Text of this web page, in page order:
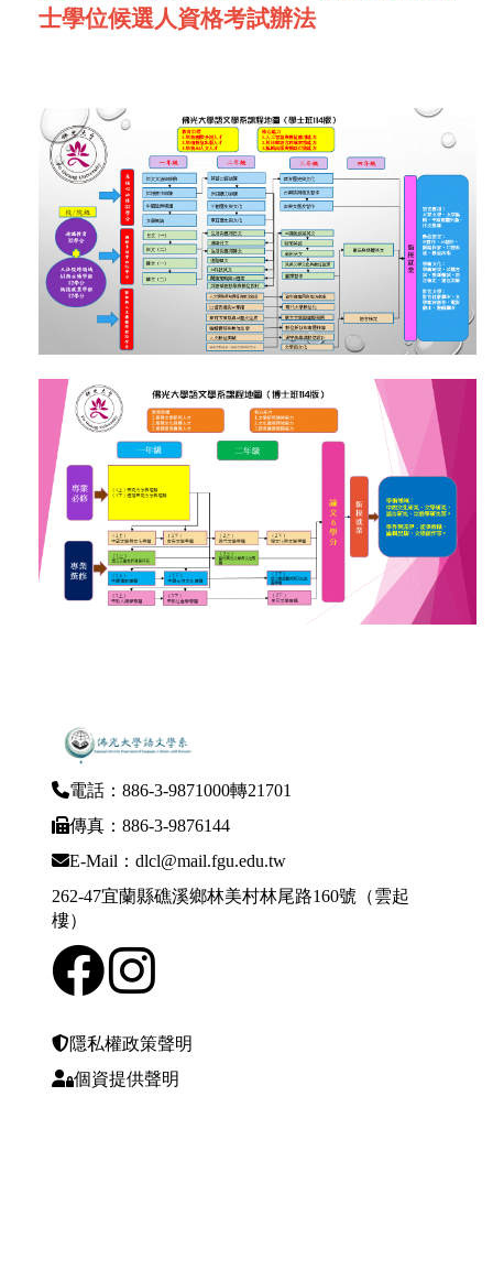
士學位候選人資格考試辦法
電話：886-3-9871000轉21701
傳真：886-3-9876144
E-Mail：dlcl@mail.fgu.edu.tw
262-47宜蘭縣礁溪鄉林美村林尾路160號（雲起
樓）
隱私權政策聲明
個資提供聲明